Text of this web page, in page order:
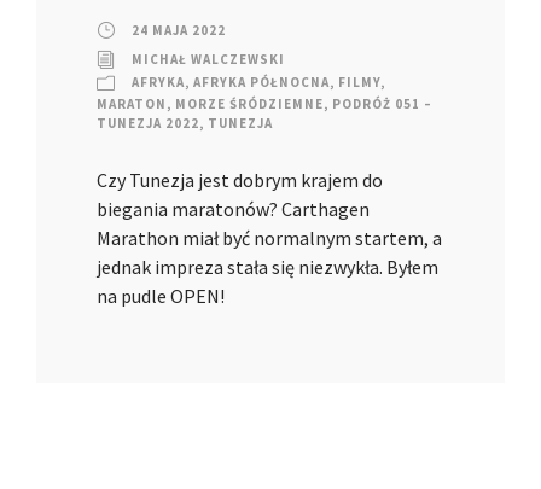
24 MAJA 2022
MICHAŁ WALCZEWSKI
AFRYKA, AFRYKA PÓŁNOCNA, FILMY,
MARATON , MORZE ŚRÓDZIEMNE, PODRÓŻ 051 –
TUNEZJA 2022, TUNEZJA
Czy Tunezja jest dobrym krajem do
biegania maratonów? Carthagen
Marathon miał być normalnym startem, a
jednak impreza stała się niezwykła. Byłem
na pudle OPEN!